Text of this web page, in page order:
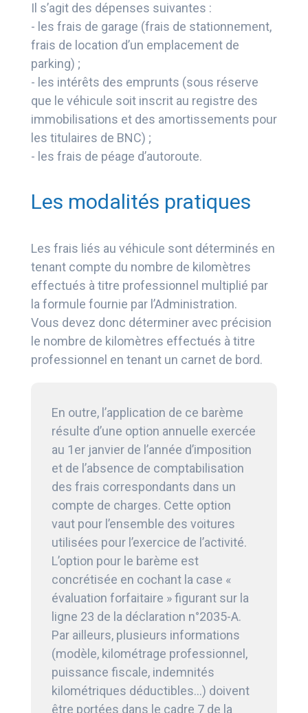
Il s’agit des dépenses suivantes :
- les frais de garage (frais de stationnement,
frais de location d’un emplacement de
parking) ;
- les intérêts des emprunts (sous réserve
que le véhicule soit inscrit au registre des
immobilisations et des amortissements pour
les titulaires de BNC) ;
- les frais de péage d’autoroute.
Les modalités pratiques
Les frais liés au véhicule sont déterminés en
tenant compte du nombre de kilomètres
effectués à titre professionnel multiplié par
la formule fournie par l’Administration.
Vous devez donc déterminer avec précision
le nombre de kilomètres effectués à titre
professionnel en tenant un carnet de bord.
En outre, l’application de ce barème
résulte d’une option annuelle exercée
au 1er janvier de l’année d’imposition
et de l’absence de comptabilisation
des frais correspondants dans un
compte de charges. Cette option
vaut pour l’ensemble des voitures
utilisées pour l’exercice de l’activité.
L’option pour le barème est
concrétisée en cochant la case «
évaluation forfaitaire » figurant sur la
ligne 23 de la déclaration n°2035-A.
Par ailleurs, plusieurs informations
(modèle, kilométrage professionnel,
puissance fiscale, indemnités
kilométriques déductibles…) doivent
être portées dans le cadre 7 de la